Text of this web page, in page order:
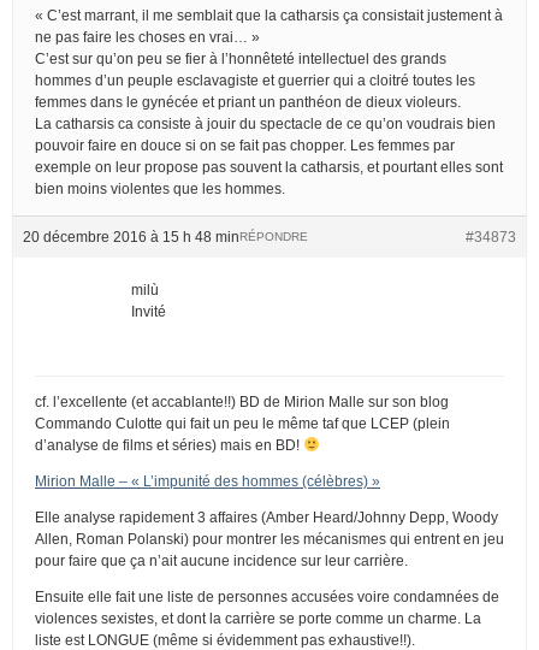
« C’est marrant, il me semblait que la catharsis ça consistait justement à
ne pas faire les choses en vrai… »
C’est sur qu’on peu se fier à l’honnêteté intellectuel des grands
hommes d’un peuple esclavagiste et guerrier qui a cloitré toutes les
femmes dans le gynécée et priant un panthéon de dieux violeurs.
La catharsis ca consiste à jouir du spectacle de ce qu’on voudrais bien
pouvoir faire en douce si on se fait pas chopper. Les femmes par
exemple on leur propose pas souvent la catharsis, et pourtant elles sont
bien moins violentes que les hommes.
20 décembre 2016 à 15 h 48 min #34873
RÉPONDRE
milù
Invité
cf. l’excellente (et accablante!!) BD de Mirion Malle sur son blog
Commando Culotte qui fait un peu le même taf que LCEP (plein
d’analyse de films et séries) mais en BD!
Mirion Malle – « L’impunité des hommes (célèbres) »
Elle analyse rapidement 3 affaires (Amber Heard/Johnny Depp, Woody
Allen, Roman Polanski) pour montrer les mécanismes qui entrent en jeu
pour faire que ça n’ait aucune incidence sur leur carrière.
Ensuite elle fait une liste de personnes accusées voire condamnées de
violences sexistes, et dont la carrière se porte comme un charme. La
liste est LONGUE (même si évidemment pas exhaustive!!).